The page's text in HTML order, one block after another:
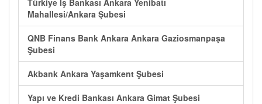
Türkiye İş Bankası Ankara Yenibatı
Mahallesi/Ankara Şubesi
QNB Finans Bank Ankara Ankara Gaziosmanpaşa
Şubesi
Akbank Ankara Yaşamkent Şubesi
Yapı ve Kredi Bankası Ankara Gimat Şubesi